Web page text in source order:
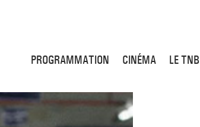
PROGRAMMATION CINÉMA LE TNB